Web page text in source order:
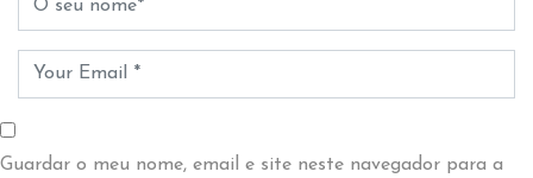
Guardar o meu nome, email e site neste navegador para a